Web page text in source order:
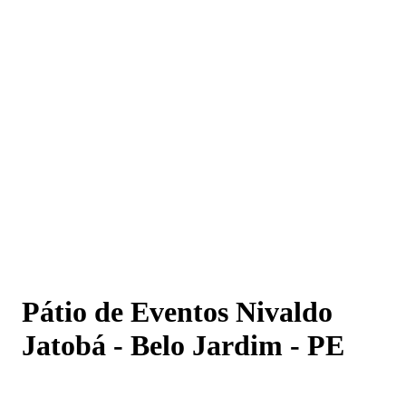
Pátio de Eventos Nivaldo
Jatobá - Belo Jardim - PE